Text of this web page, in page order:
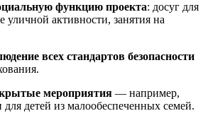
функцию проекта: досуг для
уличной активности, занятия на
всех стандартов безопасности
мероприятия — например,
детей из малообеспеченных семей.